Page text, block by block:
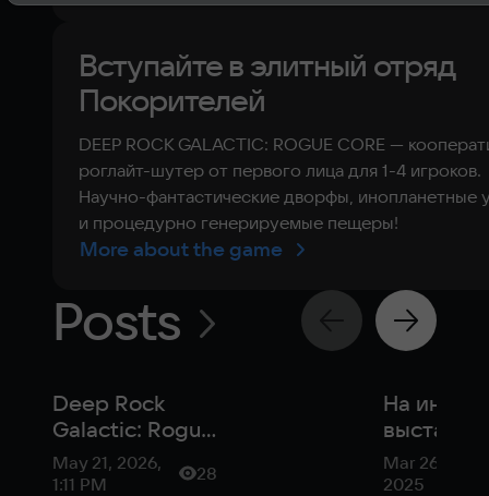
Вступайте в элитный отряд
Покорителей
DEEP ROCK GALACTIC: ROGUE CORE —
роглайт-шутер от первого лица для 1-4 игроков.
Научно-фантастические дворфы, инопланетные
и процедурно генерируемые пещеры!
More about the game
Posts
Deep Rock
Galactic: Rogue
Core —
выживание в
May 21, 2026,
1:11 PM
28
На инди-
выставке
Triple-i
Initiative
Mar 26,
2025